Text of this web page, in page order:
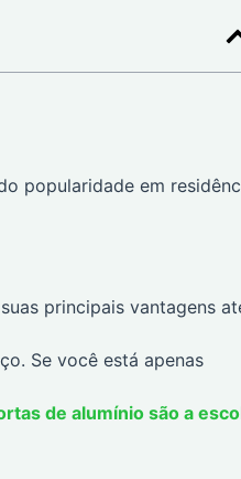
popularidade em
principais vantagens
Se você está apenas
de alumínio são a